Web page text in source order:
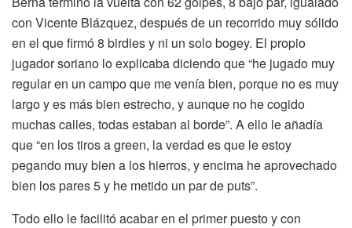
con Vicente Blázquez, después de un recorrido muy sólido
en el que firmó 8 birdies y ni un solo bogey. El propio
jugador soriano lo explicaba diciendo que “he jugado muy
regular en un campo que me venía bien, porque no es muy
largo y es más bien estrecho, y aunque no he cogido
muchas calles, todas estaban al borde”. A ello le añadía
que “en los tiros a green, la verdad es que le estoy
pegando muy bien a los hierros, y encima he aprovechado
bien los pares 5 y he metido un par de puts”.
Todo ello le facilitó acabar en el primer puesto y con